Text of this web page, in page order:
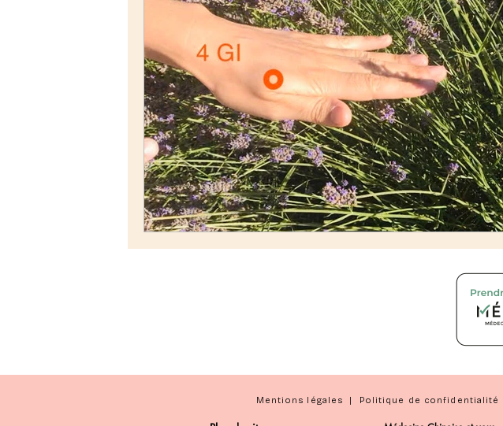
Mentions légales | Politique de confidentialité